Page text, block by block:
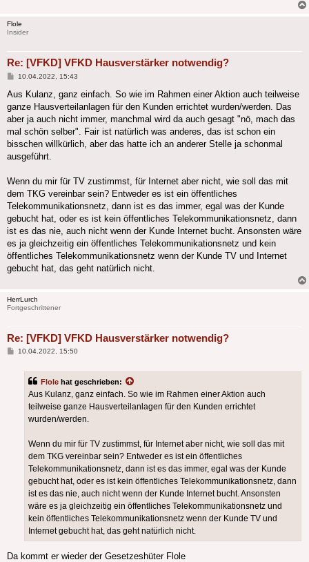
Flole
Insider
Re: [VFKD] VFKD Hausverstärker notwendig?
Beitrag
10.04.2022, 15:43
Aus Kulanz, ganz einfach. So wie im Rahmen einer Aktion auch teilweise
ganze Hausverteilanlagen für den Kunden errichtet wurden/werden. Das
aber ja auch nicht immer, manchmal wird da auch gesagt "nö, mach das
mal schön selber". Fair ist natürlich was anderes, das ist schon ein
bisschen willkürlich, aber das hatte ich an anderer Stelle ja schonmal
ausgeführt.
Wenn du mir für TV zustimmst, für Internet aber nicht, wie soll das mit
dem TKG vereinbar sein? Entweder es ist ein öffentliches
Telekommunikationsnetz, dann ist es das immer, egal was der Kunde
gebucht hat, oder es ist kein öffentliches Telekommunikationsnetz, dann
ist es das nie, auch nicht wenn der Kunde Internet bucht. Ansonsten wäre
es ja gleichzeitig ein öffentliches Telekommunikationsnetz und kein
öffentliches Telekommunikationsnetz wenn der Kunde TV und Internet
gebucht hat, das geht natürlich nicht.
HerrLurch
Fortgeschrittener
Re: [VFKD] VFKD Hausverstärker notwendig?
Beitrag
10.04.2022, 15:50
Flole hat geschrieben:
Aus Kulanz, ganz einfach. So wie im Rahmen einer Aktion auch
teilweise ganze Hausverteilanlagen für den Kunden errichtet
wurden/werden.
Wenn du mir für TV zustimmst, für Internet aber nicht, wie soll das mit
dem TKG vereinbar sein? Entweder es ist ein öffentliches
Telekommunikationsnetz, dann ist es das immer, egal was der Kunde
gebucht hat, oder es ist kein öffentliches Telekommunikationsnetz, dann
ist es das nie, auch nicht wenn der Kunde Internet bucht. Ansonsten
wäre es ja gleichzeitig ein öffentliches Telekommunikationsnetz und
kein öffentliches Telekommunikationsnetz wenn der Kunde TV und
Internet gebucht hat, das geht natürlich nicht.
Da kommt er wieder der Gesetzeshüter Flole